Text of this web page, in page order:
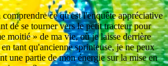
ce qu'est l'enquête appréciative
de se tourner vers le petit tracteur pour
moitié » de ma vie, où je laisse derrière
tant qu'ancienne sprinteuse, je ne peux
une partie de mon énergie sur la mise en